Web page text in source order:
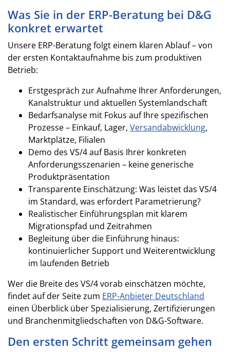
Was Sie in der ERP-Beratung bei D&G
konkret erwartet
Unsere ERP-Beratung folgt einem klaren Ablauf – von
der ersten Kontaktaufnahme bis zum produktiven
Betrieb:
Erstgespräch zur Aufnahme Ihrer Anforderungen,
Kanalstruktur und aktuellen Systemlandschaft
Bedarfsanalyse mit Fokus auf Ihre spezifischen
Prozesse – Einkauf, Lager, Versandabwicklung,
Marktplätze, Filialen
Demo des VS/4 auf Basis Ihrer konkreten
Anforderungsszenarien – keine generische
Produktpräsentation
Transparente Einschätzung: Was leistet das VS/4
im Standard, was erfordert Parametrierung?
Realistischer Einführungsplan mit klarem
Migrationspfad und Zeitrahmen
Begleitung über die Einführung hinaus:
kontinuierlicher Support und Weiterentwicklung
im laufenden Betrieb
Wer die Breite des VS/4 vorab einschätzen möchte,
findet auf der Seite zum ERP-Anbieter Deutschland
einen Überblick über Spezialisierung, Zertifizierungen
und Branchenmitgliedschaften von D&G-Software.
Den ersten Schritt gemeinsam gehen